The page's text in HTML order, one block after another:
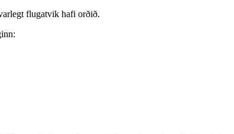
flugatvik hafi orðið.